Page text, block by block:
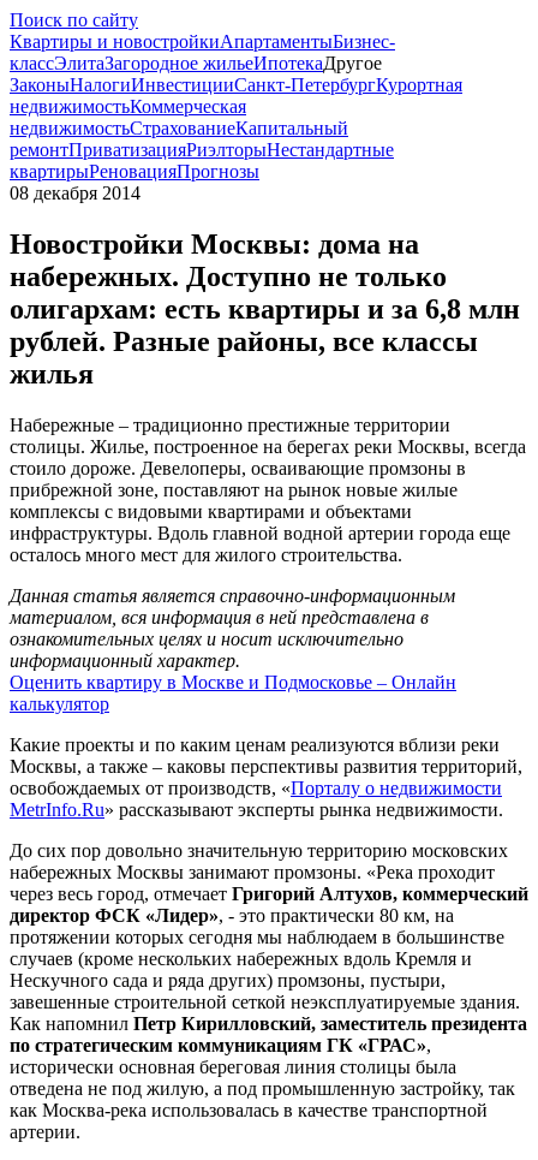
Поиск по сайту
Квартиры и новостройкиАпартаментыБизнес-
классЭлитаЗагородное жильеИпотекаДругое
ЗаконыНалогиИнвестицииСанкт-ПетербургКурортная
недвижимостьКоммерческая
недвижимостьСтрахованиеКапитальный
ремонтПриватизацияРиэлторыНестандартные
квартирыРеновацияПрогнозы
08 декабря 2014
Новостройки Москвы: дома на
набережных. Доступно не только
олигархам: есть квартиры и за 6,8 млн
рублей. Разные районы, все классы
жилья
Набережные – традиционно престижные территории
столицы. Жилье, построенное на берегах реки Москвы, всегда
стоило дороже. Девелоперы, осваивающие промзоны в
прибрежной зоне, поставляют на рынок новые жилые
комплексы с видовыми квартирами и объектами
инфраструктуры. Вдоль главной водной артерии города еще
осталось много мест для жилого строительства.
Данная статья является справочно-информационным
материалом, вся информация в ней представлена в
ознакомительных целях и носит исключительно
информационный характер.
Оценить квартиру в Москве и Подмосковье – Онлайн
калькулятор
Какие проекты и по каким ценам реализуются вблизи реки
Москвы, а также – каковы перспективы развития территорий,
освобождаемых от производств, «Порталу о недвижимости
MetrInfo.Ru» рассказывают эксперты рынка недвижимости.
До сих пор довольно значительную территорию московских
набережных Москвы занимают промзоны. «Река проходит
через весь город, отмечает Григорий Алтухов, коммерческий
директор ФСК «Лидер», - это практически 80 км, на
протяжении которых сегодня мы наблюдаем в большинстве
случаев (кроме нескольких набережных вдоль Кремля и
Нескучного сада и ряда других) промзоны, пустыри,
завешенные строительной сеткой неэксплуатируемые здания.
Как напомнил Петр Кирилловский, заместитель президента
по стратегическим коммуникациям ГК «ГРАС»,
исторически основная береговая линия столицы была
отведена не под жилую, а под промышленную застройку, так
как Москва-река использовалась в качестве транспортной
артерии.